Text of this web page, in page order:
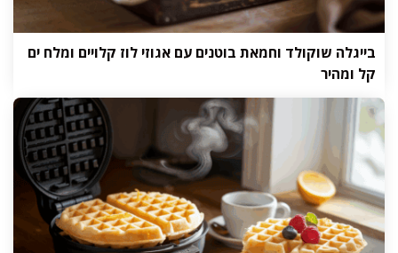
בייגלה שוקולד וחמאת בוטנים עם אגוזי לוז קלויים ומלח ים
קל ומהיר